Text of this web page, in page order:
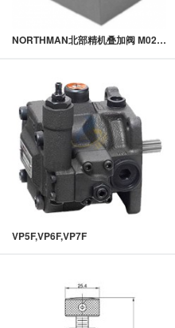
NORTHMAN北部精机叠加阀 M02，M03叠加阀盖板
VP5F,VP6F,VP7F